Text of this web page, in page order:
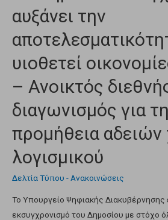
αυξάνει την
υιοθετεί
– Ανοικτός
διαγωνισμός για
προμήθεια αδειών
λογισμικού
Δελτία Τύπου - Ανακοινώσεις
Το Υπουργείο Ψηφιακής Διακυβέρνησης
εκσυγχρονισμό του Δημοσίου με στόχο